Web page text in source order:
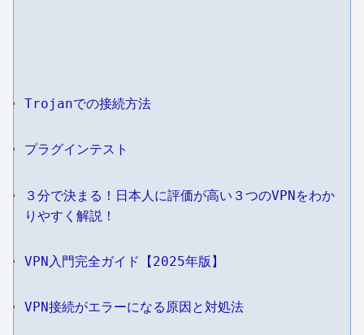
Trojanでの接続方法
プラグインテスト
３分で決まる！日本人に評価が高い３つのVPNをわか
りやすく解説！
VPN入門完全ガイド【2025年版】
VPN接続がエラーになる原因と対処法